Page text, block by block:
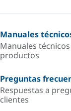
Manuales
Manuales
productos
Preguntas
Respuestas a
clientes